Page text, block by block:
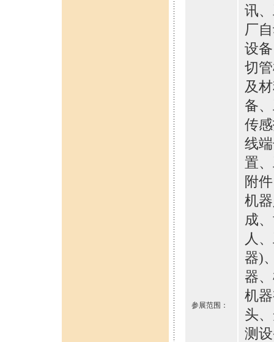
参展范围：
讯
厂
设
切
及
备
传
线
置
附
机
成
人
器)
器
机
头
测